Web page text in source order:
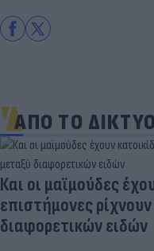
ΑΠΟ ΤΟ ΔΙΚΤΥΟ
Και οι μαϊμούδες
επιστήμονες
διαφορετικών ειδών